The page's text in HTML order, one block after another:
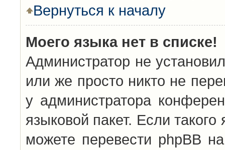
Вернуться к началу
Моего языка нет в списке!
Администратор не
или же просто никто не
у администратора
языковой пакет. Если
можете перевести phpBB